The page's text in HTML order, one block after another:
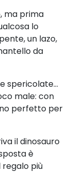
ma prima
lo
un lazo,
da
spericolate…
male: con
perfetto per
il dinosauro
è
più